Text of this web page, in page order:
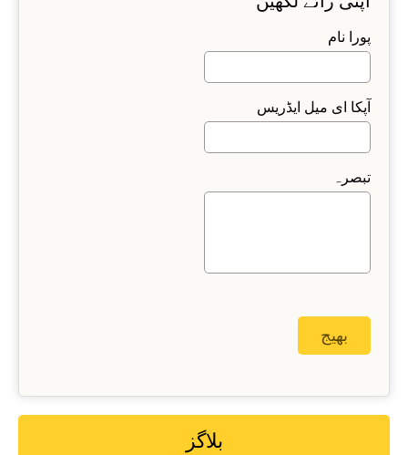
پورا نام
آپکا ای میل ایڈریس
تبصرہ
بلاگز